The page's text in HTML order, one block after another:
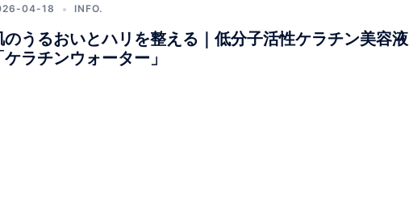
04-18 INFO.
のうるおいとハリを整える｜低分子活性ケラチン美容液
ケラチンウォーター」